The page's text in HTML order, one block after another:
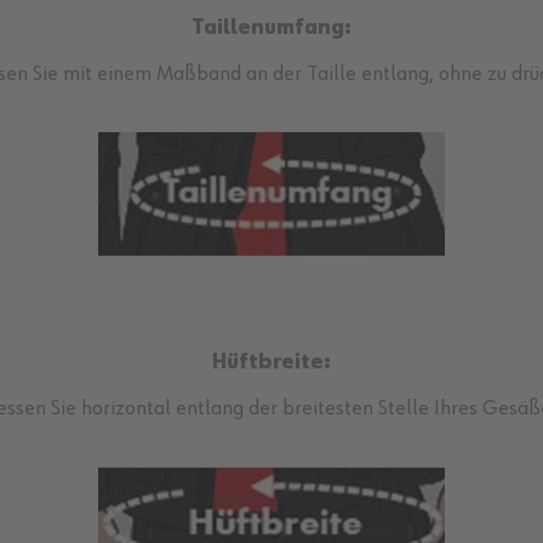
Taillenumfang:
Sie mit einem Maßband an der Taille entlang, ohne zu
Hüftbreite:
Sie horizontal entlang der breitesten Stelle Ihres